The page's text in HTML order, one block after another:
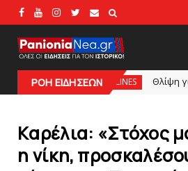
ΡΟΗ ΕΙΔΗΣΕΩΝ
HEADLINES Θλίψη για τον χαμό του
Kαρέλια: «Στόχος
η νίκη,